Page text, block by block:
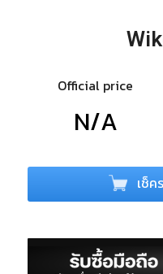
Official price
N/A
เช็ค